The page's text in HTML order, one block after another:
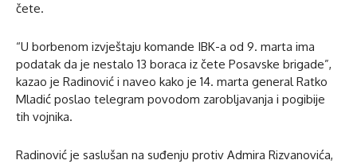
čete.
“U borbenom izvještaju komande IBK-a od 9. marta ima
podatak da je nestalo 13 boraca iz čete Posavske brigade”,
kazao je Radinović i naveo kako je 14. marta general Ratko
Mladić poslao telegram povodom zarobljavanja i pogibije
tih vojnika.
Radinović je saslušan na suđenju protiv Admira Rizvanovića,